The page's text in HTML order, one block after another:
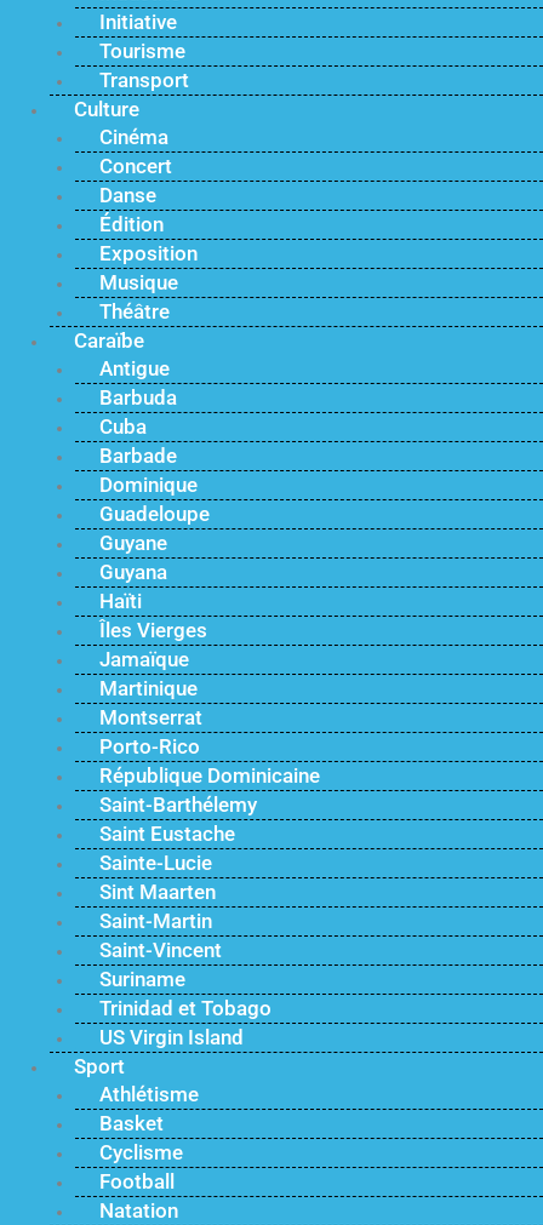
Initiative
Tourisme
Transport
Culture
Cinéma
Concert
Danse
Édition
Exposition
Musique
Théâtre
Caraïbe
Antigue
Barbuda
Cuba
Barbade
Dominique
Guadeloupe
Guyane
Guyana
Haïti
Îles Vierges
Jamaïque
Martinique
Montserrat
Porto-Rico
République Dominicaine
Saint-Barthélemy
Saint Eustache
Sainte-Lucie
Sint Maarten
Saint-Martin
Saint-Vincent
Suriname
Trinidad et Tobago
US Virgin Island
Sport
Athlétisme
Basket
Cyclisme
Football
Natation